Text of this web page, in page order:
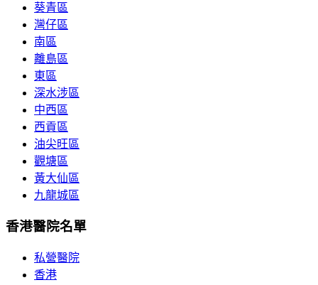
葵青區
灣仔區
南區
離島區
東區
深水涉區
中西區
西貢區
油尖旺區
觀塘區
黃大仙區
九龍城區
香港醫院名單
私營醫院
香港